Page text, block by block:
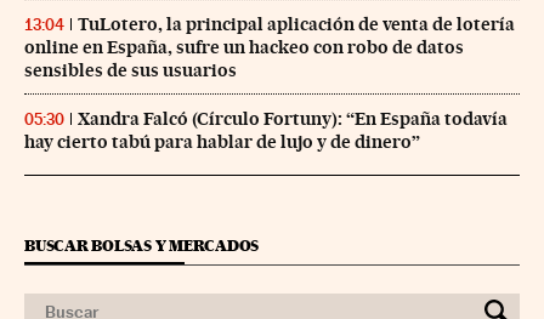
13:04
TuLotero, la principal aplicación de venta de lotería
online en España, sufre un hackeo con robo de datos
sensibles de sus usuarios
05:30
Xandra Falcó (Círculo Fortuny): “En España todavía
hay cierto tabú para hablar de lujo y de dinero”
BUSCAR BOLSAS Y MERCADOS